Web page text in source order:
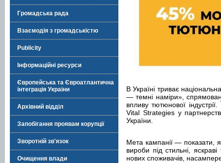
Громадська рада
Взаємодія з громадськістю
Publicity
Інформаційні ресурси
Європейська та Євроатлантична
інтеграція України
Архівний відділ
Запобігання проявам корупції
Зворотній зв'язок
Очищення влади
В Україні триває
— темні наміри»,
впливу тютюнової
Vital Strategies у
України.
Мета кампанії — показати,
вироби під стильні,
нових споживачів,